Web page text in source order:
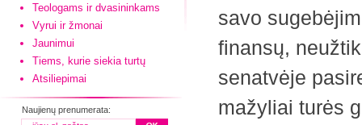
Teologams ir dvasininkams
Vyrui ir žmonai
Jaunimui
Tiems, kurie siekia turtų
Atsiliepimai
Naujienų prenumerata:
savo
finansų,
senatvėje
mažyliai turės